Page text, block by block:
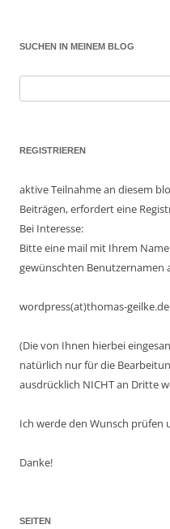
SUCHEN IN MEINEM BLOG
nach:
REGISTRIEREN
aktive Teilnahme an diesem
Beiträgen, erfordert eine
Bei Interesse:
Bitte eine mail mit Ihrem
gewünschten Benutzernamen
wordpress(at)thomas-geilke.de
(Die von Ihnen hierbei
natürlich nur für die
ausdrücklich NICHT an Dritte
Ich werde den Wunsch
Danke!
SEITEN